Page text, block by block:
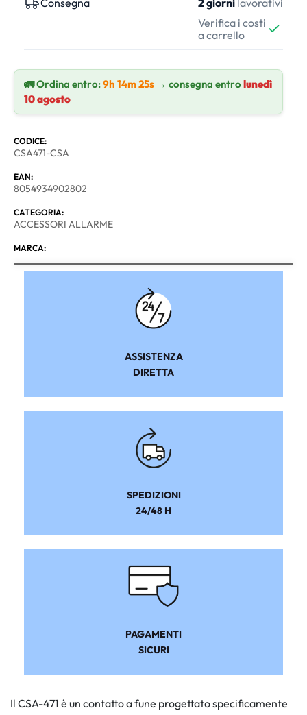
Verifica i costi
a carrello
🚛 Ordina entro:9h 14m 25s → consegna entrolunedì
10 agosto
CODICE:
CSA471-CSA
EAN:
8054934902802
CATEGORIA:
ACCESSORI ALLARME
MARCA:
ASSISTENZA
DIRETTA
SPEDIZIONI
24/48 H
PAGAMENTI
SICURI
Il CSA-471 è un contatto a fune progettato specificamente